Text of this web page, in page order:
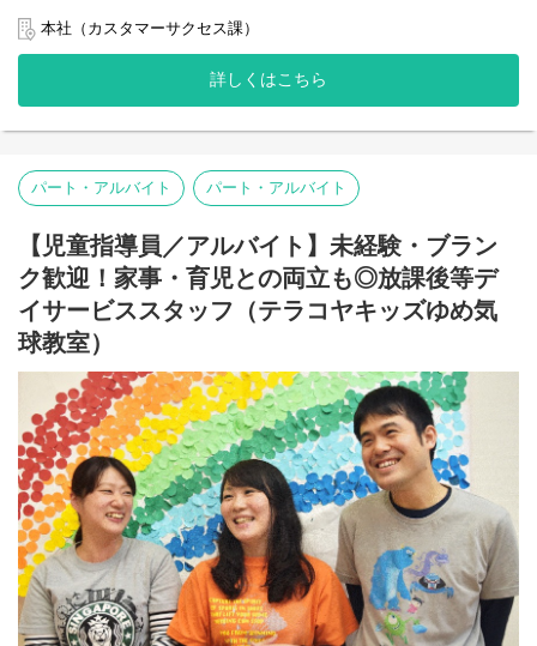
さらに、月1回の勉強会やケース相談があり、日々の業務だけでな
く、インプットの機会がしっかり担保されているのが非常にあり
現場の課題感が強い場合、企業側のご要望と、私たちの本来の役
わせが必要になり、伝え方の難しさを感じる場面もあります。
また、福祉的な『優しさ』や『当事者への感情移入』だけでは解
こと』自体がゴールではなく、時には企業とご本人、双方にとっ
てのベストな道を選択できるよう、常に客観的かつ論理的な視点
を保ち続ける必要があります。
■ D&Iについて
私たちは「誰もが挑戦できる社会をつくる」というビジョンのも
と、障害者の雇用支援と教育事業を展開しています。
大切にしているのは、「義務から戦力へ」という考え方。「法律
で決まっているから採用する」という枠を超え、企業に新たな価
値をもたらす存在として活躍してほしい。そのために、私たちは
単なるマッチングにとどまらず、企業の組織づくりから伴走して
います。
在宅雇用支援システム『エンカク』の展開など、時代のニーズに
合わせた多様な働き方を提案し、障害のある方が「戦力」として
輝ける社会を実装しています。
今後は障害者雇用という枠組みも超え、あらゆる潜在労働者の活
躍を後押しし、日本の「働く」をアップデートする社会課題解決
カンパニーを目指していきます。
し、社会に実装していく手触り感とダイナミズムを得られます。
＜圧倒的な成長環境とキャリアパス＞
複雑な課題を抱える顧客企業の人事責任者やダイバーシティ推進
担当者と直接伴走し、本質的な組織変革に上流からコミットする
ことができます。また、当社自体が第二創業期を迎えており、コ
の新規事業開発や事業企画へチャレンジできるパスも開かれてい
ます。
■ D&Iについて
私たちは「誰もが挑戦できる社会をつくる」というビジョンのも
と、障害者の雇用支援と教育事業を展開しています。
大切にしているのは、「義務から戦力へ」という考え方。「法律
で決まっているから採用する」という枠を超え、企業に新たな価
値をもたらす存在として活躍してほしい。そのために、私たちは
単なるマッチングにとどまらず、企業の組織づくりから伴走して
います。
在宅雇用支援システム『エンカク』の展開など、時代のニーズに
合わせた多様な働き方を提案し、障害のある方が「戦力」として
輝ける社会を実装しています。
今後は障害者雇用という枠組みも超え、あらゆる潜在労働者の活
躍を後押しし、日本の「働く」をアップデートする社会課題解決
カンパニーを目指していきます。
■事業内容：障害者雇用のトータルソリューション提供
・採用支援から定着支援まで、企業と求職者の最適なマッチング
を実現
主なサービス：DIエージェント、BABナビ、ワクサポ
【スケジュールイメージ】
・企業担当者へフィードバック
・企業様への面談報告書作成
・本社でミーティングあり（月1回程度）
本社（カスタマーサクセス課）
詳しくはこちら
パート・アルバイト パート・アルバイト
【児童指導員／アルバイト】未経験・ブラン
ク歓迎！家事・育児との両立も◎放課後等デ
イサービススタッフ（テラコヤキッズゆめ気
球教室）